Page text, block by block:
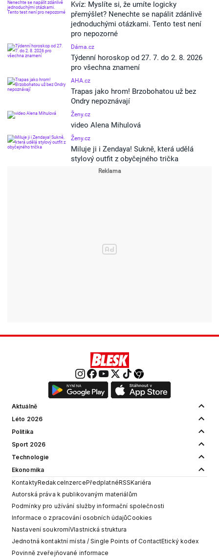
Kvíz: Myslíte si, že umíte logicky
přemýšlet? Nenechte se napálit zdánlivě
jednoduchými otázkami. Tento test není
pro nepozorné
Dáma.cz
Týdenní horoskop od 27. 7. do 2. 8. 2026
pro všechna znamení
AHA.cz
Trapas jako hrom! Brzobohatou už bez
Ondry nepoznávají
Ženy.cz
video Alena Mihulová
Ženy.cz
Miluje ji i Zendaya! Sukně, která udělá
stylový outfit z obyčejného trička
Aktuálně
Léto 2026
Politika
Sport 2026
Technologie
Ekonomika
KontaktyRedakceInzercePředplatnéRSSKariéra
Autorská práva k publikovaným materiálům
Podmínky pro užívání služby informační společnosti
Informace o zpracování osobních údajůCookies
Nastavení soukromíVlastnická struktura
Jednotná kontaktní místa / Single Points of ContactEtický kodex
Povinně zveřejňované informace